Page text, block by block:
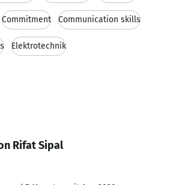
Commitment Communication skills
Elektrotechnik
Rifat Sipal